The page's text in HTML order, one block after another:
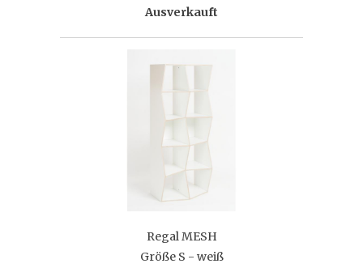
Ausverkauft
Regal MESH
Größe S - weiß